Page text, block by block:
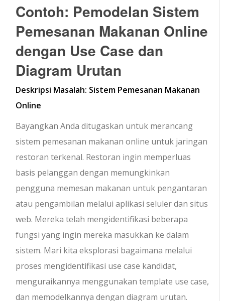
Contoh: Pemodelan Sistem
Pemesanan Makanan Online
dengan Use Case dan
Diagram Urutan
Deskripsi Masalah: Sistem Pemesanan Makanan
Online
Bayangkan Anda ditugaskan untuk merancang
sistem pemesanan makanan online untuk jaringan
restoran terkenal. Restoran ingin memperluas
basis pelanggan dengan memungkinkan
pengguna memesan makanan untuk pengantaran
atau pengambilan melalui aplikasi seluler dan situs
web. Mereka telah mengidentifikasi beberapa
fungsi yang ingin mereka masukkan ke dalam
sistem. Mari kita eksplorasi bagaimana melalui
proses mengidentifikasi use case kandidat,
menguraikannya menggunakan template use case,
dan memodelkannya dengan diagram urutan.